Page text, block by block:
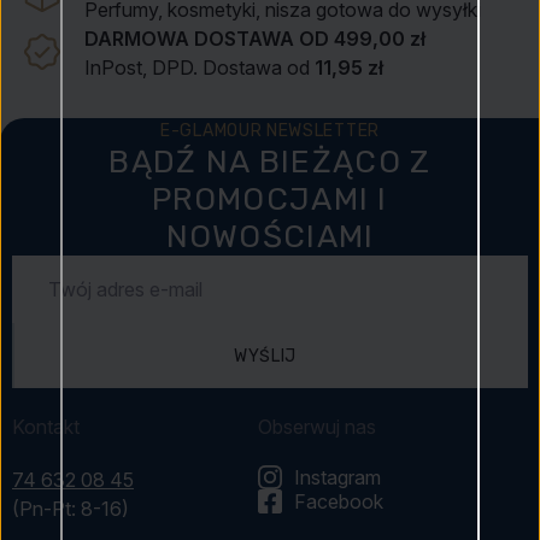
Perfumy, kosmetyki, nisza gotowa do wysyłki
DARMOWA DOSTAWA OD 499,00 zł
InPost, DPD. Dostawa od 11,95 zł
E-GLAMOUR NEWSLETTER
BĄDŹ NA BIEŻĄCO Z
PROMOCJAMI I
NOWOŚCIAMI
WYŚLIJ
Kontakt
74 632 08 45
(Pn-Pt: 8-16)
Obserwuj nas
Instagram
Facebook